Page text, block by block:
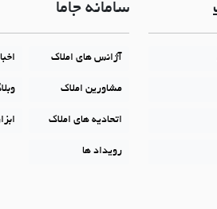
سامانه جاما
آژانس های املاک
مشاورین املاک
اتحادیه های املاک
رویداد ها